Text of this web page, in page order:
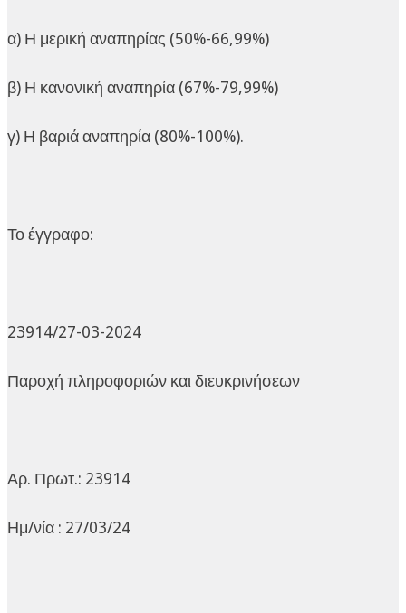
α) Η μερική αναπηρίας (50%-66,99%)
β) Η κανονική αναπηρία (67%-79,99%)
γ) Η βαριά αναπηρία (80%-100%).
Το έγγραφο:
23914/27-03-2024
Παροχή πληροφοριών και διευκρινήσεων
Αρ. Πρωτ.: 23914
Ημ/νία : 27/03/24